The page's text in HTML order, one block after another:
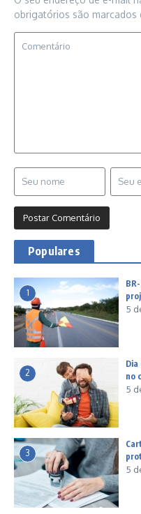
obrigatórios são marcados
Populares
1
5
2
Dia
no
5
3
5